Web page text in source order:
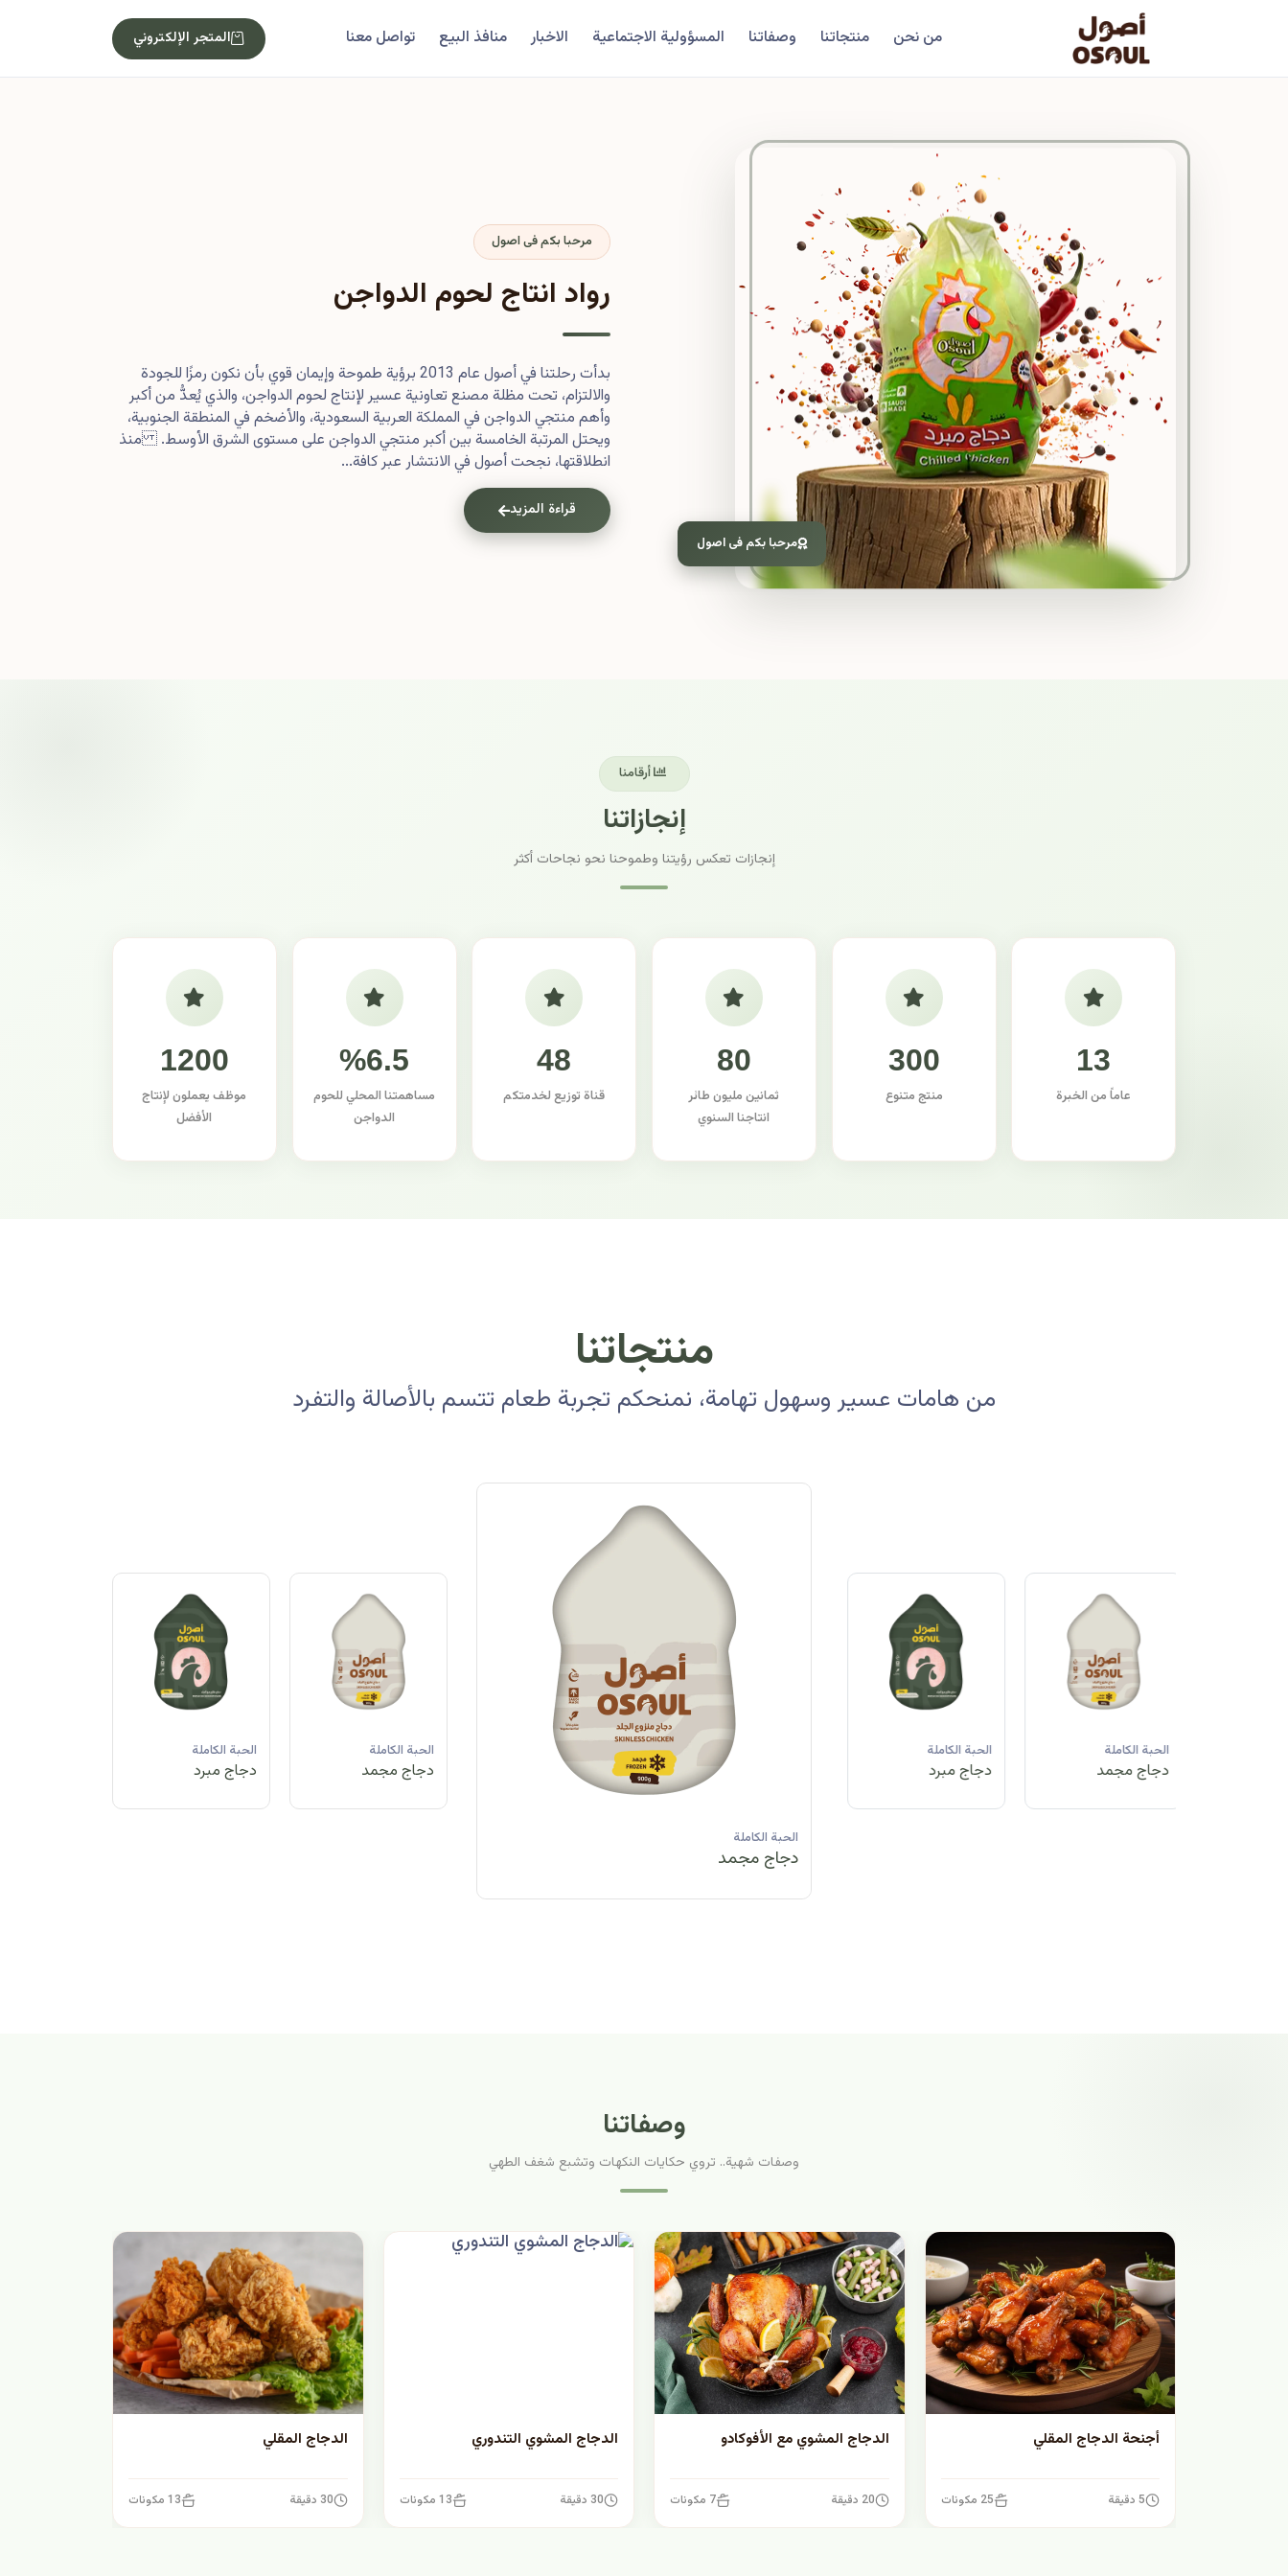
من نحن منتجاتنا وصفاتنا المسؤولية الاجتماعية الاخبار منافذ البيع تواصل معنا المتجر الإلكتروني
مرحبا بكم فى اصول
مرحبا بكم فى اصول
رواد انتاج لحوم الدواجن
بدأت رحلتنا في أصول عام 2013 برؤية طموحة وإيمان قوي بأن نكون رمزًا للجودة
والالتزام، تحت مظلة مصنع تعاونية عسير لإنتاج لحوم الدواجن، والذي يُعدُّ من أكبر
وأهم منتجي الدواجن في المملكة العربية السعودية، والأضخم في المنطقة الجنوبية،
ويحتل المرتبة الخامسة بين أكبر منتجي الدواجن على مستوى الشرق الأوسط. منذ
انطلاقتها، نجحت أصول في الانتشار عبر كافة...
قراءة المزيد
أرقامنا
إنجازاتنا
إنجازات تعكس رؤيتنا وطموحنا نحو نجاحات أكثر
13
عاماً من الخبرة
300
منتج متنوع
80
ثمانين مليون طائر
انتاجنا السنوي
48
قناة توزيع لخدمتكم
%6.5
مساهمتنا المحلي للحوم
الدواجن
1200
موظف يعملون لإنتاج
الأفضل
منتجاتنا
من هامات عسير وسهول تهامة، نمنحكم تجربة طعام تتسم بالأصالة والتفرد
الحبة الكاملة
دجاج مبرد
الحبة الكاملة
دجاج مجمد
الحبة الكاملة
دجاج مبرد
الحبة الكاملة
دجاج مجمد
الحبة الكاملة الحبة الكاملة
دجاج مجمد
الحبة الكاملة
دجاج مبرد
الحبة الكاملة
دجاج مجمد
وصفاتنا
وصفات شهية.. تروي حكايات النكهات وتشبع شغف الطهي
أجنحة الدجاج المقلي
5 دقيقة 25 مكونات
الدجاج المشوي مع الأفوكادو
20 دقيقة 7 مكونات
الدجاج المشوي التندوري
30 دقيقة 13 مكونات
الدجاج المقلي
30 دقيقة 13 مكونات